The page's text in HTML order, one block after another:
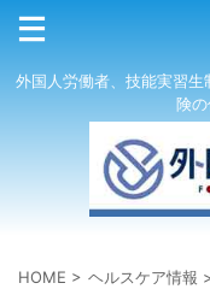
外国人労働者、技能実習
険の
HOME > ヘルスケア情報